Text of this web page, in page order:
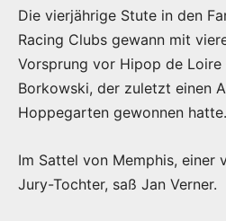
Die vierjährige Stute in den
Racing Clubs gewann mit
Vorsprung vor Hipop de Loire
Borkowski, der zuletzt einen
Hoppegarten gewonnen hatte.
Im Sattel von Memphis, einer
Jury-Tochter, saß Jan Verner.